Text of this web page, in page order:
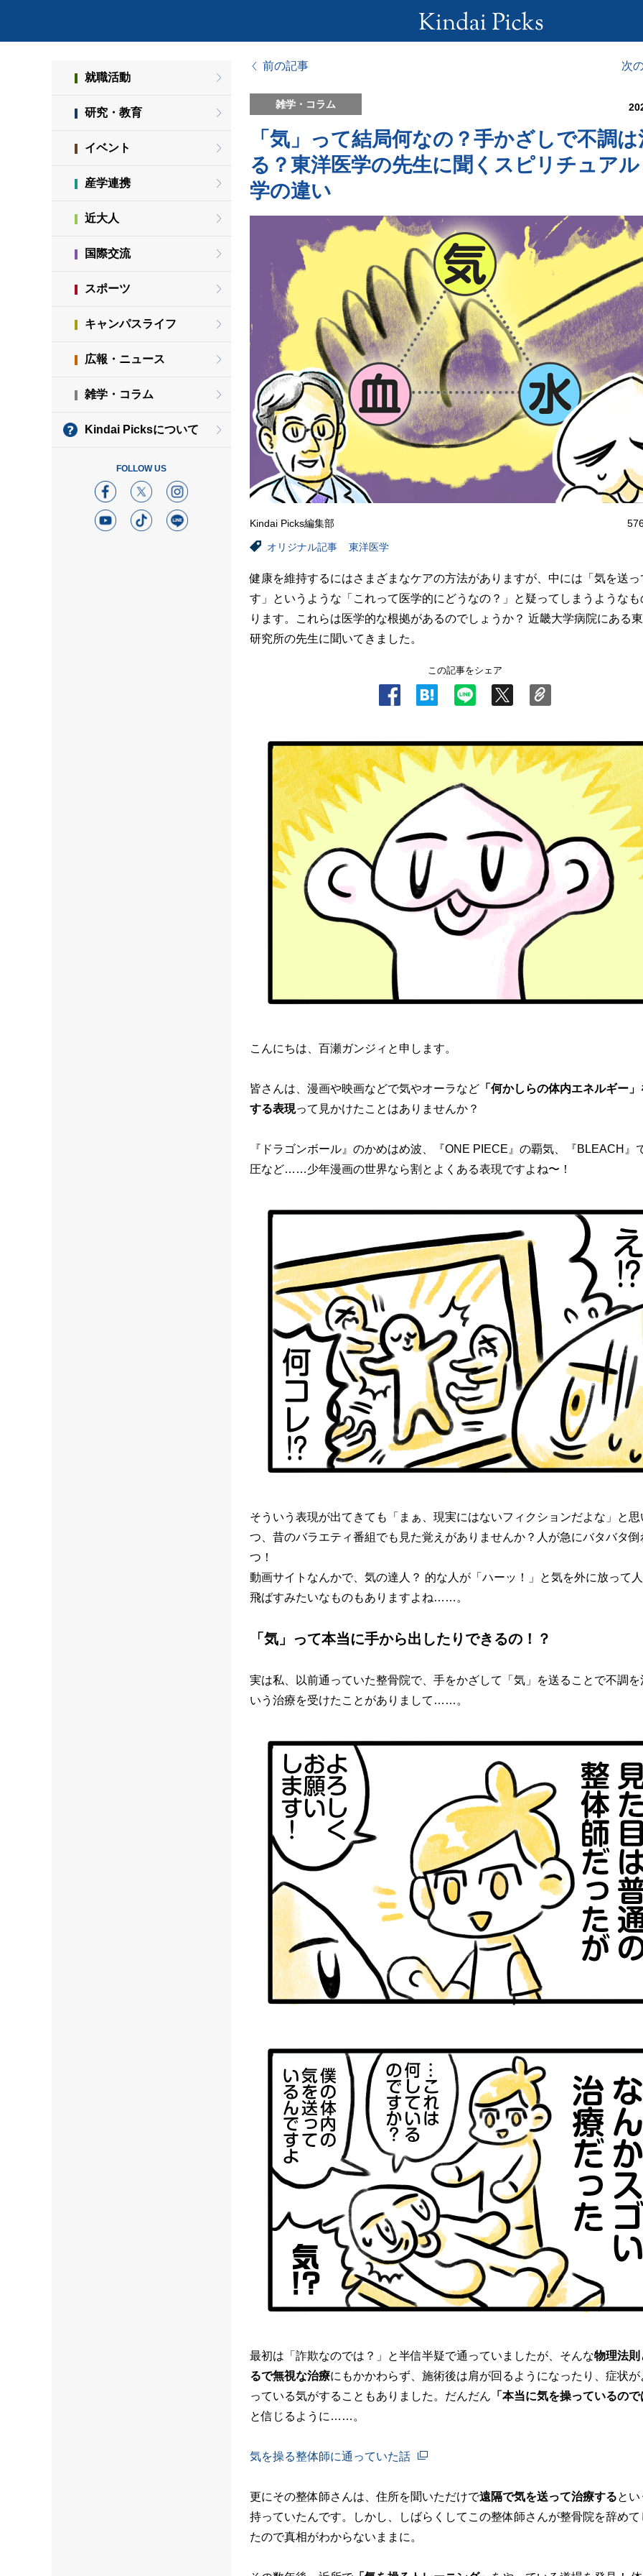
前の記事 次
雑学・コラム
「気」って結局何なの？手かざしで不調は
る？東洋医学の先生に聞くスピリチュア
学の違い
Kindai Picks編集部
オリジナル記事 東洋医学
健康を維持するにはさまざまなケアの方法がありますが、中には「気を送っ
す」というような「これって医学的にどうなの？」と疑ってしまうようなも
ります。これらは医学的な根拠があるのでしょうか？ 近畿大学病院にある
研究所の先生に聞いてきました。
この記事をシェア
こんにちは、百瀬ガンジィと申します。
皆さんは、漫画や映画などで気やオーラなど 「何かしらの体内エネルギー
する表現って見かけたことはありませんか？
『ドラゴンボール』のかめはめ波、『ONE PIECE』の覇気、『BLEACH』
圧など……少年漫画の世界なら割とよくある表現ですよね〜！
そういう表現が出てきても「まぁ、現実にはないフィクションだよな」と思
つ、昔のバラエティ番組でも見た覚えがありませんか？人が急にバタバタ倒
つ！
動画サイトなんかで、気の達人？ 的な人が「ハーッ！」と気を外に放って
飛ばすみたいなものもありますよね……。
「気」って本当に手から出したりできるの！？
実は私、以前通っていた整骨院で、手をかざして「気」を送ることで不調を
いう治療を受けたことがありまして……。
最初は「詐欺なのでは？」と半信半疑で通っていましたが、そんな物理法則
るで無視な治療にもかかわらず、施術後は肩が回るようになったり、症状が
っている気がすることもありました。だんだん 「本当に気を操っているの
と信じるように……。
気を操る整体師に通っていた話
更にその整体師さんは、住所を聞いただけで遠隔で気を送って治療すると
持っていたんです。しかし、しばらくしてこの整体師さんが整骨院を辞めて
たので真相がわからないままに。
就職活動
研究・教育
イベント
産学連携
近大人
国際交流
スポーツ
キャンパスライフ
広報・ニュース
雑学・コラム
Kindai Picksについて
FOLLOW US